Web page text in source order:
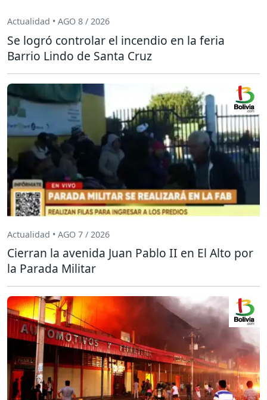
Actualidad • AGO 8 / 2026
Se logró controlar el incendio en la feria
Barrio Lindo de Santa Cruz
Actualidad • AGO 7 / 2026
Cierran la avenida Juan Pablo II en El Alto por
la Parada Militar